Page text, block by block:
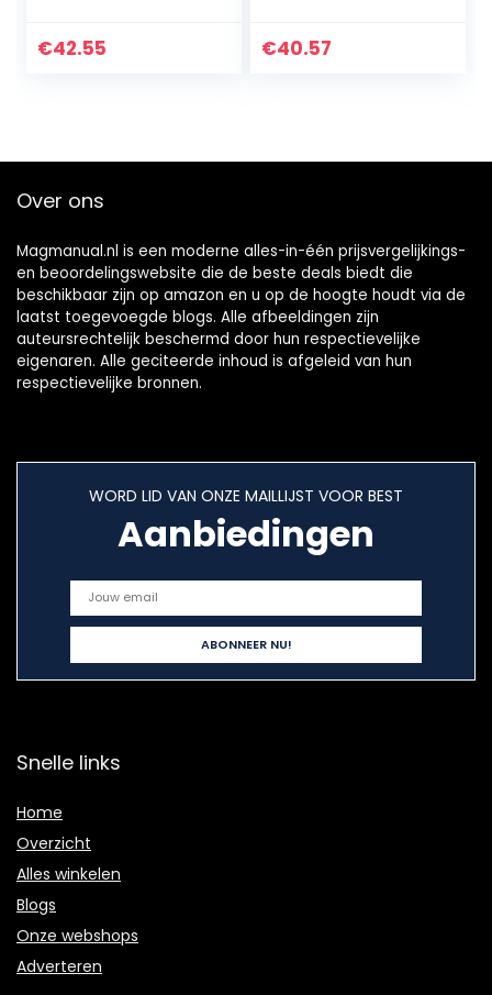
€42.55 €40.57
Over ons
Magmanual.nl is een moderne alles-in-één prijsvergelijkings-
en beoordelingswebsite die de beste deals biedt die
beschikbaar zijn op amazon en u op de hoogte houdt via de
laatst toegevoegde blogs. Alle afbeeldingen zijn
auteursrechtelijk beschermd door hun respectievelijke
eigenaren. Alle geciteerde inhoud is afgeleid van hun
respectievelijke bronnen.
WORD LID VAN ONZE MAILLIJST VOOR BEST
Aanbiedingen
Snelle links
Home
Overzicht
Alles winkelen
Blogs
Onze webshops
Adverteren